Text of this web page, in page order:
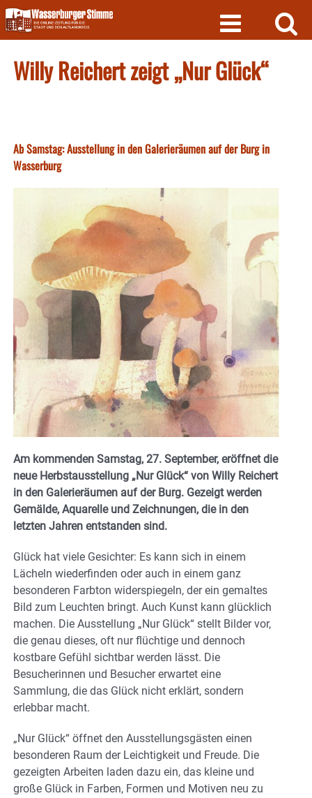
Skip
to
content
Willy Reichert zeigt „Nur Glück“
Ab Samstag: Ausstellung in den Galerieräumen auf der Burg in
Wasserburg
Am kommenden Samstag, 27. September, eröffnet die
neue Herbstausstellung „Nur Glück“ von Willy Reichert
in den Galerieräumen auf der Burg. Gezeigt werden
Gemälde, Aquarelle und Zeichnungen, die in den
letzten Jahren entstanden sind.
Glück hat viele Gesichter: Es kann sich in einem
Lächeln wiederfinden oder auch in einem ganz
besonderen Farbton widerspiegeln, der ein gemaltes
Bild zum Leuchten bringt. Auch Kunst kann glücklich
machen. Die Ausstellung „Nur Glück“ stellt Bilder vor,
die genau dieses, oft nur flüchtige und dennoch
kostbare Gefühl sichtbar werden lässt. Die
Besucherinnen und Besucher erwartet eine
Sammlung, die das Glück nicht erklärt, sondern
erlebbar macht.
„Nur Glück“ öffnet den Ausstellungsgästen einen
besonderen Raum der Leichtigkeit und Freude. Die
gezeigten Arbeiten laden dazu ein, das kleine und
große Glück in Farben, Formen und Motiven neu zu